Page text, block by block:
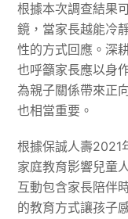
根據本次調查結果
鏡，當家長越能冷
性的方式回應。深
也呼籲家長應以身
為親子關係帶來正
也相當重要。
根據保誠人壽2021
家庭教育影響兒童
互動包含家長陪伴
的教育方式讓孩子